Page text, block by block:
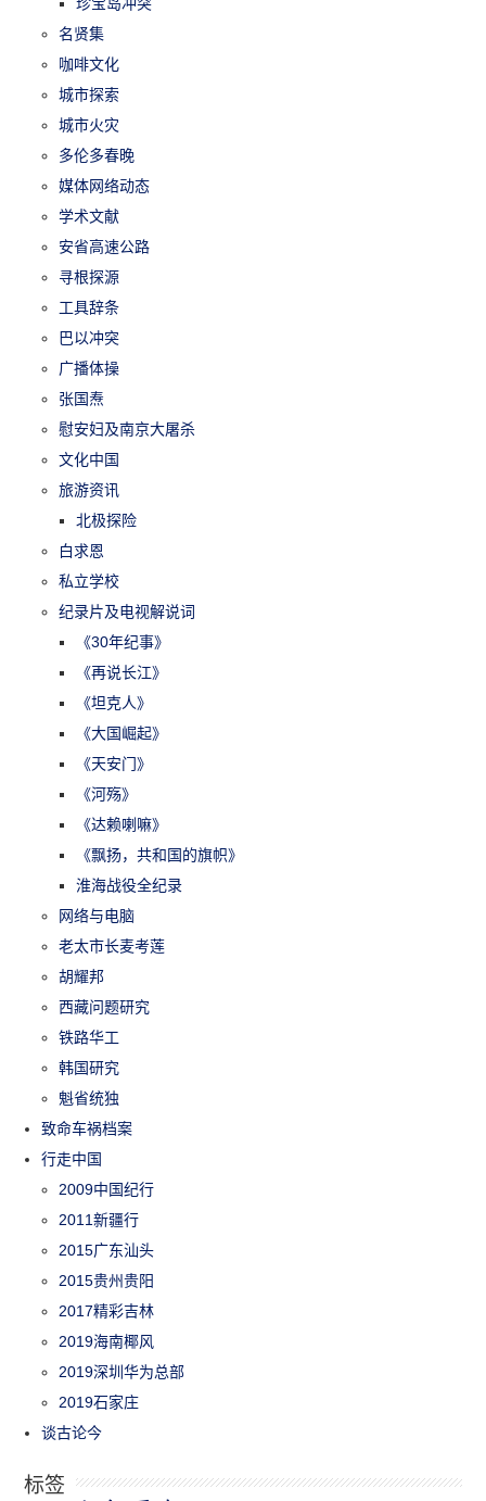
名贤集
咖啡文化
城市探索
城市火灾
多伦多春晚
媒体网络动态
学术文献
安省高速公路
寻根探源
工具辞条
巴以冲突
广播体操
张国焘
慰安妇及南京大屠杀
文化中国
旅游资讯
北极探险
白求恩
私立学校
纪录片及电视解说词
《30年纪事》
《再说长江》
《坦克人》
《大国崛起》
《天安门》
《河殇》
《达赖喇嘛》
《飘扬，共和国的旗帜》
淮海战役全纪录
网络与电脑
老太市长麦考莲
胡耀邦
西藏问题研究
铁路华工
韩国研究
魁省统独
致命车祸档案
行走中国
2009中国纪行
2011新疆行
2015广东汕头
2015贵州贵阳
2017精彩吉林
2019海南椰风
2019深圳华为总部
2019石家庄
谈古论今
标签